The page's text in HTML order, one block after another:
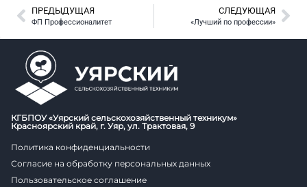
ПРЕДЫДУЩАЯ
ФП Профессионалитет
СЛЕДУЮЩАЯ
«Лучший по профессии»
КГБПОУ «Уярский сельскохозяйственный техникум»
Красноярский край, г. Уяр, ул. Трактовая, 9
Политика конфиденциальности
Согласие на обработку персональных данных
Пользовательское соглашение